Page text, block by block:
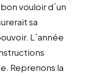
vouloir d´un
sa
L´année
Reprenons la